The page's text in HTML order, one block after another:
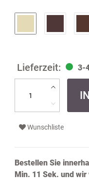
3-
Wunschliste
Bestellen Sie
Min. 10 Sek. und wir